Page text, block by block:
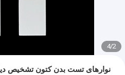
2
/
4
نوارهای تست بدن کتون تشخیص